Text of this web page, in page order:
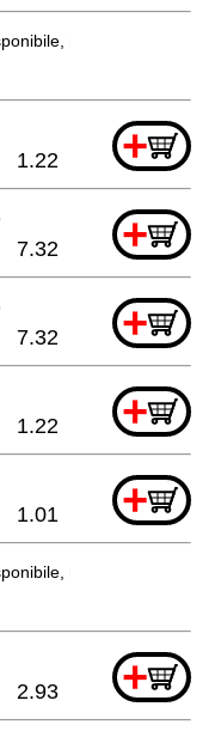
non ordinabile
+
1.22
+
7.32
+
7.32
+
1.22
+
1.01
non ordinabile
+
2.93